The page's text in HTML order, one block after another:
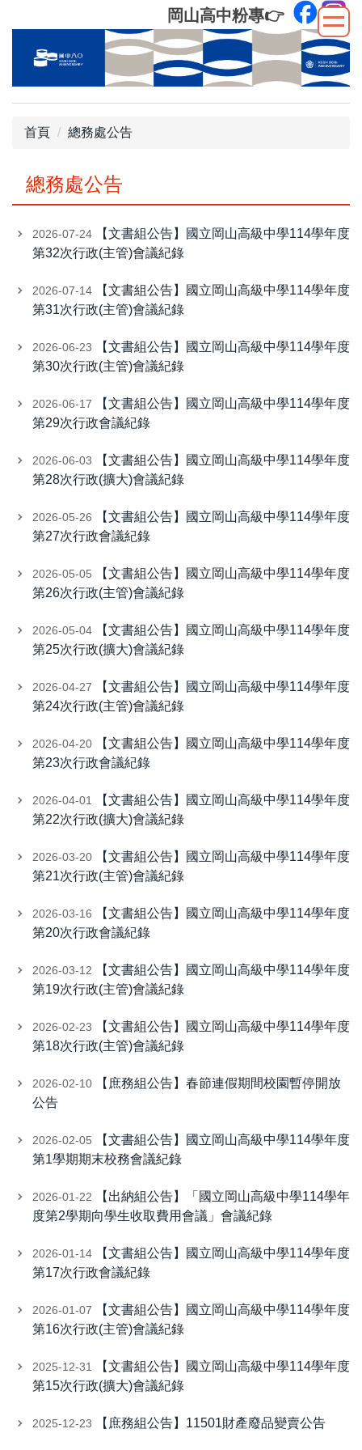
到
內
岡山高中粉專👉
首頁 總務處公告
總務處公告
2026-07-24
【文書組公告】國立岡山高級中學114學年度
第32次行政(主管)會議紀錄
2026-07-14
【文書組公告】國立岡山高級中學114學年度
第31次行政(主管)會議紀錄
2026-06-23
【文書組公告】國立岡山高級中學114學年度
第30次行政(主管)會議紀錄
2026-06-17
【文書組公告】國立岡山高級中學114學年度
第29次行政會議紀錄
2026-06-03
【文書組公告】國立岡山高級中學114學年度
第28次行政(擴大)會議紀錄
2026-05-26
【文書組公告】國立岡山高級中學114學年度
第27次行政會議紀錄
2026-05-05
【文書組公告】國立岡山高級中學114學年度
第26次行政(主管)會議紀錄
2026-05-04
【文書組公告】國立岡山高級中學114學年度
第25次行政(擴大)會議紀錄
2026-04-27
【文書組公告】國立岡山高級中學114學年度
第24次行政(主管)會議紀錄
2026-04-20
【文書組公告】國立岡山高級中學114學年度
第23次行政會議紀錄
2026-04-01
【文書組公告】國立岡山高級中學114學年度
第22次行政(擴大)會議紀錄
2026-03-20
【文書組公告】國立岡山高級中學114學年度
第21次行政(主管)會議紀錄
2026-03-16
【文書組公告】國立岡山高級中學114學年度
第20次行政會議紀錄
2026-03-12
【文書組公告】國立岡山高級中學114學年度
第19次行政(主管)會議紀錄
2026-02-23
【文書組公告】國立岡山高級中學114學年度
第18次行政(主管)會議紀錄
2026-02-10
【庶務組公告】春節連假期間校園暫停開放
公告
2026-02-05
【文書組公告】國立岡山高級中學114學年度
第1學期期末校務會議紀錄
2026-01-22
【出納組公告】「國立岡山高級中學114學年
度第2學期向學生收取費用會議」會議紀錄
2026-01-14
【文書組公告】國立岡山高級中學114學年度
第17次行政會議紀錄
2026-01-07
【文書組公告】國立岡山高級中學114學年度
第16次行政(主管)會議紀錄
2025-12-31
【文書組公告】國立岡山高級中學114學年度
第15次行政(擴大)會議紀錄
2025-12-23 【庶務組公告】11501財產廢品變賣公告